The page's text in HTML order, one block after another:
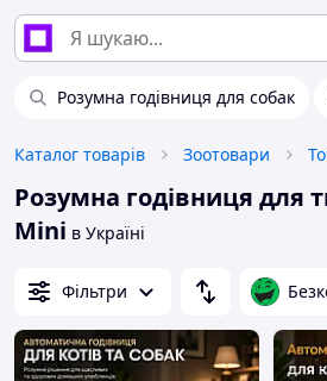
Розумна годівниця для собак
Каталог товарів Зоотовари
Розумна годівниця для
Mini в Україні
Фільтри